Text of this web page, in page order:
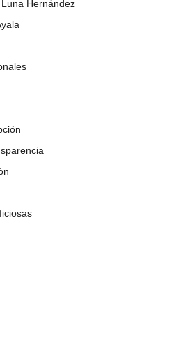
Hernández